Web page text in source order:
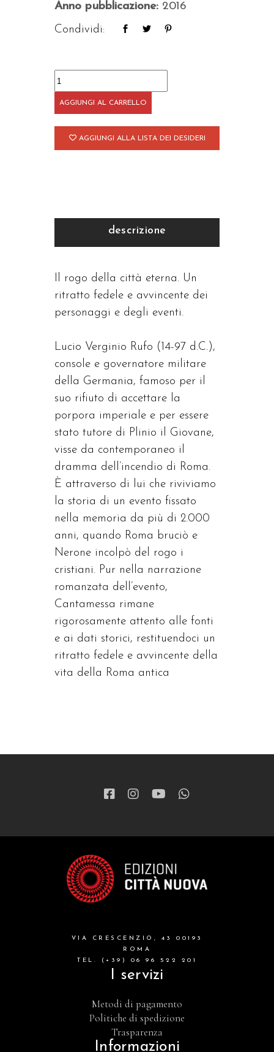
Anno pubblicazione: 2016
Condividi:
Roma
brucia!
quantità
AGGIUNGI AL CARRELLO
AGGIUNGI ALLA LISTA DEI DESIDERI
descrizione
Il rogo della città eterna. Un
ritratto fedele e avvincente dei
personaggi e degli eventi.
Lucio Verginio Rufo (14-97 d.C.),
console e governatore militare
della Germania, famoso per il
suo rifiuto di accettare la
porpora imperiale e per essere
stato tutore di Plinio il Giovane,
visse da contemporaneo il
dramma dell’incendio di Roma.
È attraverso di lui che riviviamo
la storia di un evento fissato
nella memoria da più di 2.000
anni, quando Roma bruciò e
Nerone incolpò del rogo i
cristiani. Pur nella narrazione
romanzata dell’evento,
Cantamessa rimane
rigorosamente attento alle fonti
e ai dati storici, restituendoci un
ritratto fedele e avvincente della
vita della Roma antica
VIA CRESCENZIO, 43 00193
ROMA
TEL. (+39) 06 96 522 201
I servizi
Metodi di pagamento
Politiche di spedizione
Trasparenza
Informazioni